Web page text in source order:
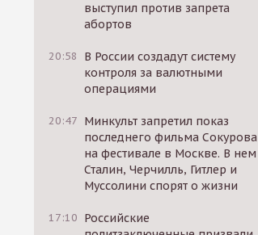
выступил против запрета
абортов
20:58
В России создадут систему
контроля за валютными
операциями
20:47 Минкульт запретил показ
последнего фильма Сокурова
на фестивале в Москве. В нем
Сталин, Черчилль, Гитлер и
Муссолини спорят о жизни
17:10 Российские